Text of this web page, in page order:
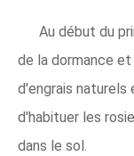
Au début du
de la dormance
d'engrais naturels
d'habituer les
dans le sol.